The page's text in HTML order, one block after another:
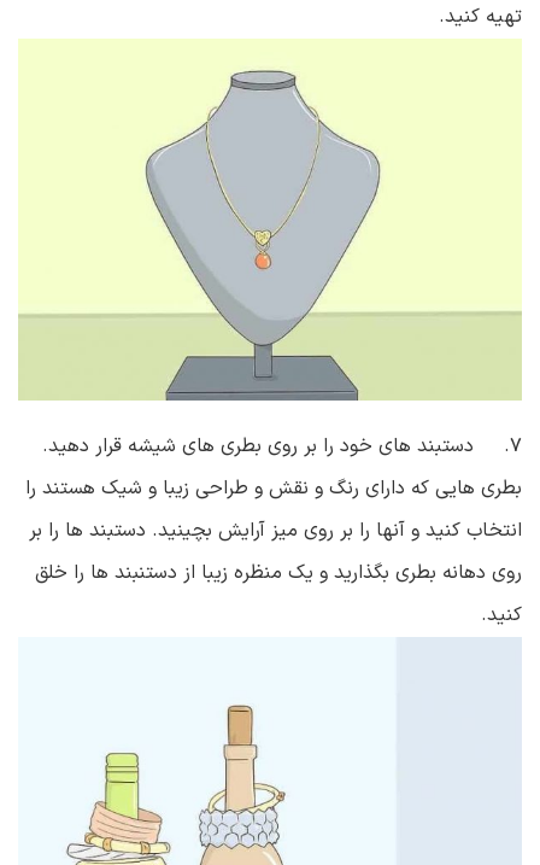
تهیه کنید.
۷. دستبند های خود را بر روی بطری های شیشه قرار دهید.
بطری هایی که دارای رنگ و نقش و طراحی زیبا و شیک هستند را
انتخاب کنید و آنها را بر روی میز آرایش بچینید. دستبند ها را بر
روی دهانه بطری بگذارید و یک منظره زیبا از دستنبند ها را خلق
کنید.